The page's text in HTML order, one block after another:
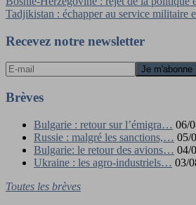
de
l’article
Tadjikistan : échapper au service militaire
Recevez notre newsletter
Brèves
Bulgarie : retour sur l’émigra… 06/
Russie : malgré les sanctions,… 05/
Bulgarie: le retour des avions… 04/
Ukraine : les agro-industriels… 03/
Toutes les brèves